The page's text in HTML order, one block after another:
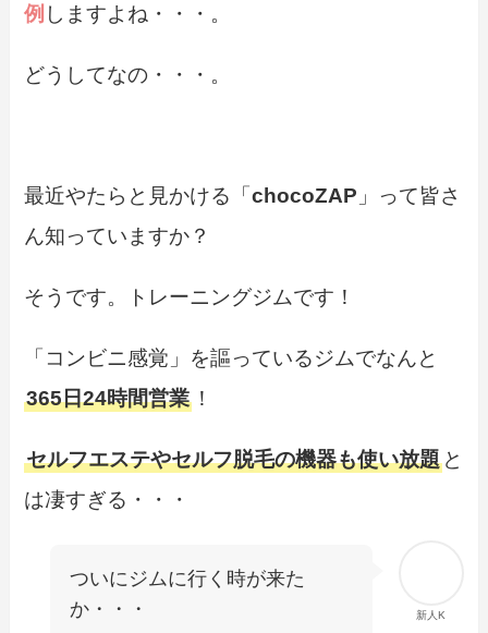
例 しますよね・・・。
どうしてなの・・・。
最近やたらと見かける「chocoZAP 」って皆さ
ん知っていますか？
そうです。トレーニングジムです！
「コンビニ感覚」を謳っているジムでなんと
365日24時間営業 ！
セルフエステやセルフ脱毛の機器も使い放題 と
は凄すぎる・・・
新人K
ついにジムに行く時が来た
か・・・